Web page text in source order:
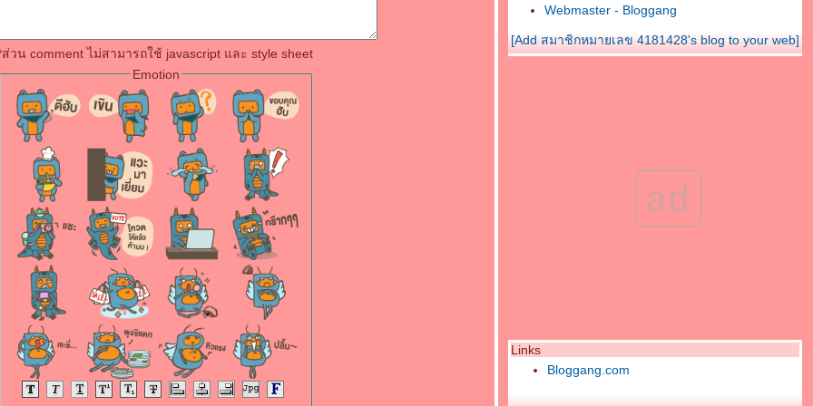
ส่วน comment ไม่สามารถใช้ javascript และ style sheet
Emotion
Webmaster - Bloggang
[Add สมาชิกหมายเลข 4181428's blog to your web]
ad
Links
Bloggang.com